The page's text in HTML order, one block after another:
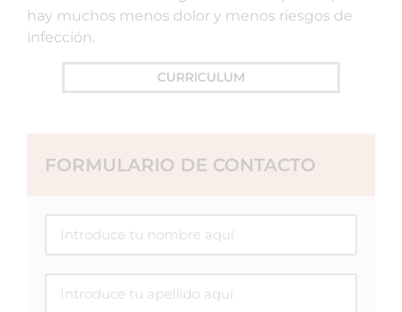
hay muchos menos dolor y menos riesgos de
infección.
CURRICULUM
FORMULARIO DE CONTACTO